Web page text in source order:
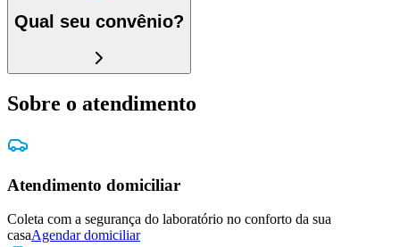
Qual seu convênio?
Sobre o atendimento
Atendimento domiciliar
Coleta com a segurança do laboratório no conforto da sua
casaAgendar domiciliar